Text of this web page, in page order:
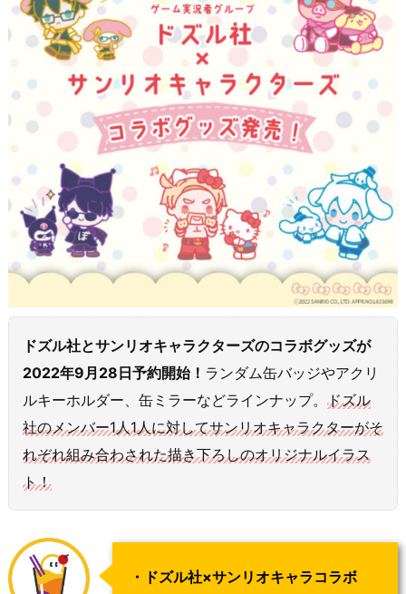
ドズル社とサンリオキャラクターズのコラボグッズが
2022年9月28日予約開始！ ランダム缶バッジやアクリ
ルキーホルダー、缶ミラーなどラインナップ。 ドズル
社のメンバー1人1人に対してサンリオキャラクターがそ
れぞれ組み合わされた描き下ろしのオリジナルイラス
ト！
・ドズル社×サンリオキャラコラボ